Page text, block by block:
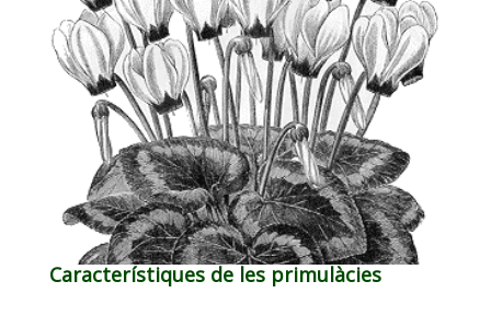
Característiques de les primulàcies